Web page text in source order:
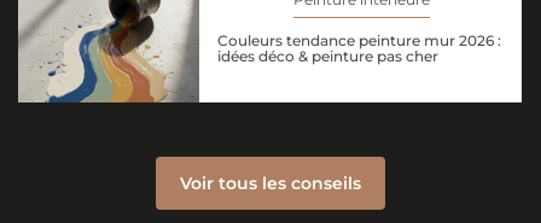
Couleurs tendance peinture mur 2026 :
idées déco & peinture pas cher
Voir tous les conseils